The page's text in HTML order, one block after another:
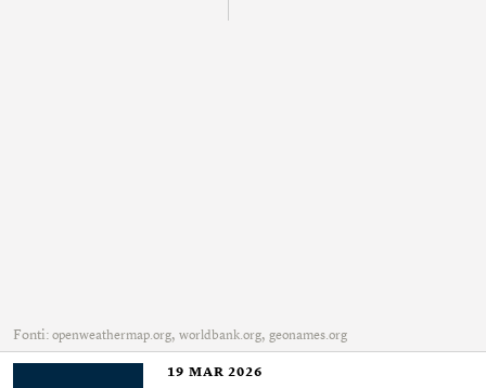
Fonti: openweathermap.org, worldbank.org, geonames.org
19 MAR 2026